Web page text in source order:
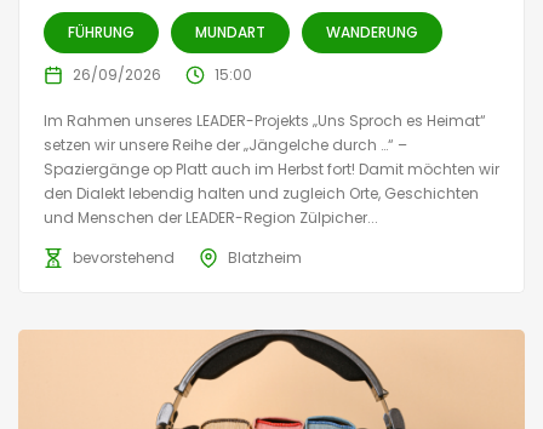
FÜHRUNG MUNDART WANDERUNG
26/09/2026 15:00
Im Rahmen unseres LEADER-Projekts „Uns Sproch es Heimat“
setzen wir unsere Reihe der „Jängelche durch …“ –
Spaziergänge op Platt auch im Herbst fort! Damit möchten wir
den Dialekt lebendig halten und zugleich Orte, Geschichten
und Menschen der LEADER-Region Zülpicher...
bevorstehend
Blatzheim